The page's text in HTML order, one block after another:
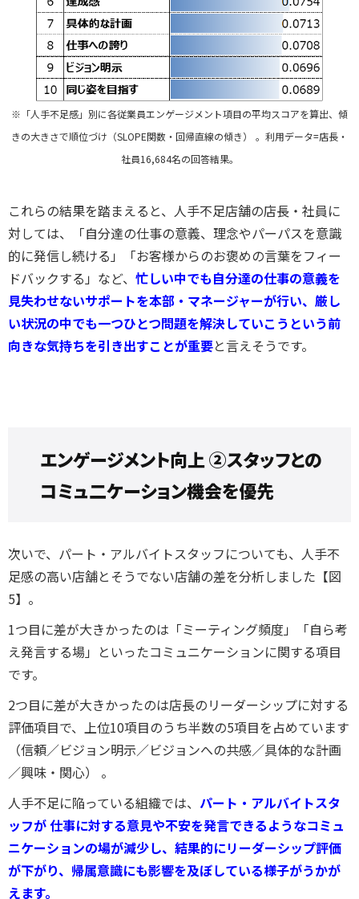
※「人手不足感」別に各従業員エンゲージメント項目の平均スコアを算出、傾
きの大きさで順位づけ（SLOPE関数・回帰直線の傾き）
。利用データ=店長・
社員16,684名の回答結果。
これらの結果を踏まえると、人手不足店舗の店長・社員に
対しては、「自分達の仕事の意義、理念やパーパスを意識
的に発信し続ける」「お客様からのお褒めの言葉をフィー
ドバックする」など、 忙しい中でも自分達の仕事の意義を
見失わせないサポートを本部・マネージャーが行い、厳し
い状況の中でも一つひとつ問題を解決していこうという前
向きな気持ちを引き出すことが重要と言えそうです。
エンゲージメント向上②スタッフとの
コミュ二ケーション機会を優先
次いで、パート・アルバイトスタッフについても、人手不
足感の高い店舗とそうでない店舗の差を分析しました【図
5】。
1つ目に差が大きかったのは「ミーティング頻度」「自ら考
え発言する場」といったコミュニケーションに関する項目
です。
2つ目に差が大きかったのは店長のリーダーシップに対する
評価項目で、上位10項目のうち半数の5項目を占めています
（信頼／ビジョン明示／ビジョンへの共感／具体的な計画
／興味・関心）
。
人手不足に陥っている組織では、 パート・アルバイトスタ
ッフが仕事に対する意見や不安を発言できるようなコミュ
ニケーションの場が減少し、結果的にリーダーシップ評価
が下がり、帰属意識にも影響を及ぼしている様子がうかが
えます。